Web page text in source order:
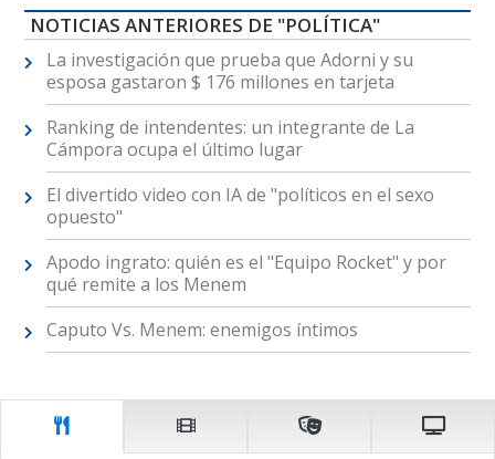
NOTICIAS ANTERIORES DE "POLÍTICA"
La investigación que prueba que Adorni y su
esposa gastaron $ 176 millones en tarjeta
Ranking de intendentes: un integrante de La
Cámpora ocupa el último lugar
El divertido video con IA de "políticos en el sexo
opuesto"
Apodo ingrato: quién es el "Equipo Rocket" y por
qué remite a los Menem
Caputo Vs. Menem: enemigos íntimos